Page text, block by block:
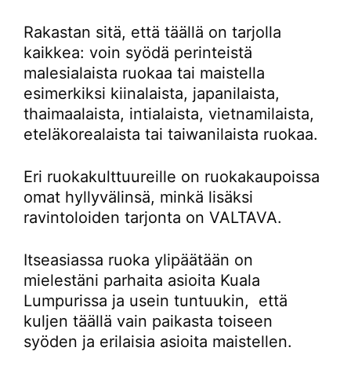
Rakastan sitä, että täällä on tarjolla
kaikkea: voin syödä perinteistä
malesialaista ruokaa tai maistella
esimerkiksi kiinalaista, japanilaista,
thaimaalaista, intialaista, vietnamilaista,
eteläkorealaista tai taiwanilaista ruokaa.
Eri ruokakulttuureille on ruokakaupoissa
omat hyllyvälinsä, minkä lisäksi
ravintoloiden tarjonta on VALTAVA.
Itseasiassa ruoka ylipäätään on
mielestäni parhaita asioita Kuala
Lumpurissa ja usein tuntuukin, että
kuljen täällä vain paikasta toiseen
syöden ja erilaisia asioita maistellen.